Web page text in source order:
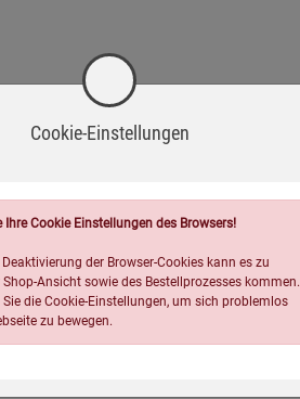
die sich eingehend informieren
Cookie-Einstellungen
Ihre Cookie Einstellungen des Browsers!
der Browser-Cookies kann es zu
Shop-Ansicht sowie des Bestellprozesses kommen.
Sie die Cookie-Einstellungen, um sich problemlos
zu bewegen.